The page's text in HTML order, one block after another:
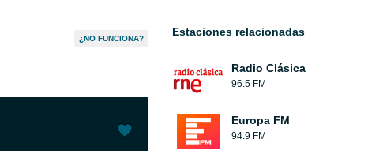
¿NO FUNCIONA?
Estaciones relacionadas
Radio Clásica
96.5 FM
Europa FM
94.9 FM